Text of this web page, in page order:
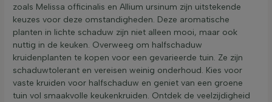
zoals Melissa officinalis en Allium ursinum zijn uitstekende
keuzes voor deze omstandigheden. Deze aromatische
planten in lichte schaduw zijn niet alleen mooi, maar ook
nuttig in de keuken. Overweeg om halfschaduw
kruidenplanten te kopen voor een gevarieerde tuin. Ze zijn
schaduwtolerant en vereisen weinig onderhoud. Kies voor
vaste kruiden voor halfschaduw en geniet van een groene
tuin vol smaakvolle keukenkruiden. Ontdek de veelzijdigheid